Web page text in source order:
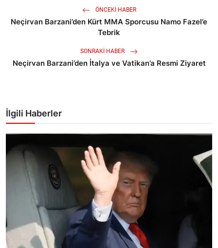
ÖNCEKI HABER
Neçirvan Barzani’den Kürt MMA Sporcusu Namo Fazel’e
Tebrik
SONRAKI HABER
Neçirvan Barzani’den İtalya ve Vatikan’a Resmi Ziyaret
İlgili Haberler